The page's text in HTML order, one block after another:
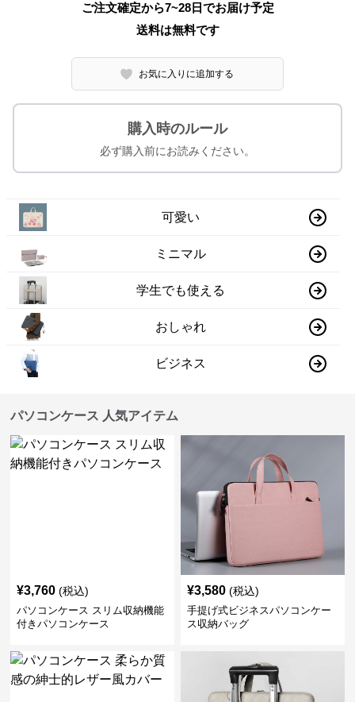
ご注文確定から7~28日でお届け予定
送料は無料です
お気に入りに追加する
購入時のルール
必ず購入前にお読みください。
可愛い
ミニマル
学生でも使える
おしゃれ
ビジネス
パソコンケース 人気アイテム
¥3,760 (税込)
パソコンケース スリム収納機能
付きパソコンケース
¥3,580 (税込)
手提げ式ビジネスパソコンケー
ス収納バッグ